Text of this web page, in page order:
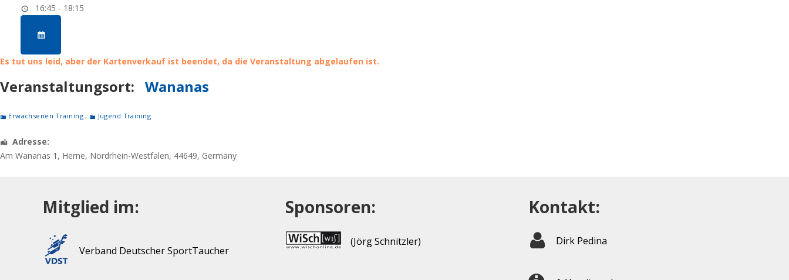
16:45 - 18:15
Es tut uns leid, aber der Kartenverkauf ist beendet, da die Veranstaltung abgelaufen ist.
Veranstaltungsort: Wananas
Erwachsenen Training, Jugend Training
Adresse:
Am Wananas 1 , Herne, Nordrhein-Westfalen, 44649, Germany
Mitglied im:
Verband Deutscher SportTaucher
Sponsoren:
(Jörg Schnitzler)
Kontakt:
Dirk Pedina